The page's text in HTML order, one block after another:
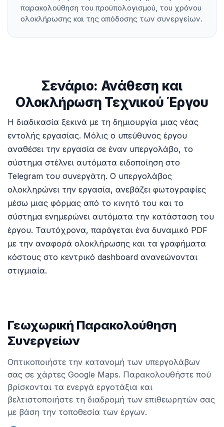
παρακολούθηση του προϋπολογισμού, του χρόνου
ολοκλήρωσης και της απόδοσης των συνεργείων.
Σενάριο: Ανάθεση και
Ολοκλήρωση Τεχνικού Έργου
Η διαδικασία ξεκινά με τη δημιουργία μιας νέας
εντολής εργασίας. Μόλις ο υπεύθυνος έργου
αναθέσει την εργασία σε έναν υπεργολάβο, το
σύστημα στέλνει αυτόματα ειδοποίηση στο
Telegram του συνεργάτη. Ο υπεργολάβος
ολοκληρώνει την εργασία, ανεβάζει φωτογραφίες
μέσω μιας φόρμας από το κινητό του και το
σύστημα ενημερώνει αυτόματα την κατάσταση του
έργου. Ταυτόχρονα, παράγεται ένα δυναμικό PDF
με την αναφορά ολοκλήρωσης και τα γραφήματα
κόστους στο κεντρικό dashboard ανανεώνονται
στιγμιαία.
Γεωχωρική Παρακολούθηση
Συνεργείων
Οπτικοποιήστε την κατανομή των υπεργολάβων
σας σε χάρτες Google Maps. Παρακολουθήστε πού
βρίσκονται τα ενεργά εργοτάξια και
βελτιστοποιήστε τη διαδρομή των επιθεωρητών σας
με βάση την τοποθεσία των έργων.